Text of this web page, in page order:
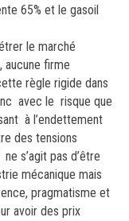
65% et le gasoil
le marché
aucune firme
règle rigide dans
avec le risque que
à l’endettement
des tensions
s’agit pas d’être
mécanique mais
pragmatisme et
avoir des prix